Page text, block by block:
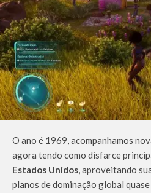
O ano é 1969, acompanhamos
agora tendo como disfarce
Estados Unidos, aproveitando
planos de dominação global